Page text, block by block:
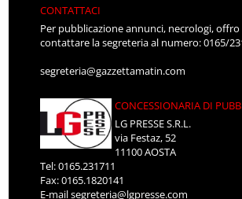
CONTATTACI
Per pubblicazione annunci, necrologi,
contattare la segreteria al numero: 0165/
segreteria@gazzettamatin.com
CONCESSIONARIA DI
LG PRESSE S.R.L.
via Festaz, 52
11100 AOSTA
Tel: 0165.231711
Fax: 0165.1820141
E-mailsegreteria@lgpresse.com